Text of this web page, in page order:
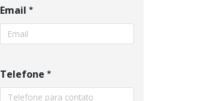
Email
Telefone